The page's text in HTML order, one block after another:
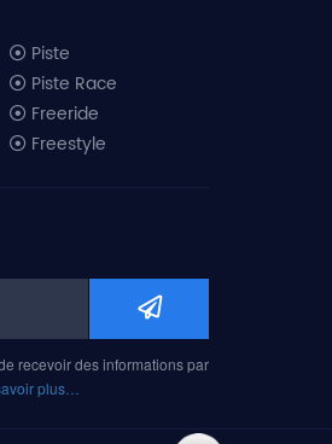
Piste
Piste Race
Freeride
Freestyle
Ski freeride 2019
Ski freestyle 2019
Ski AM 2019
recevoir des informations par
plus…